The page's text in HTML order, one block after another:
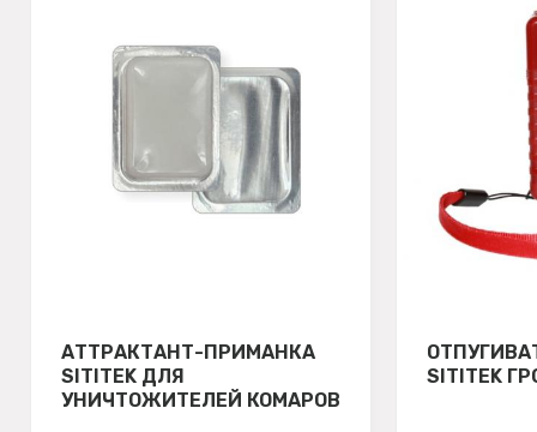
АТТРАКТАНТ-ПРИМАНКА
SITITEK ДЛЯ
УНИЧТОЖИТЕЛЕЙ КОМАРОВ
SITITEK